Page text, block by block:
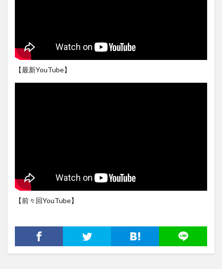
【最新YouTube】
【前々回YouTube】